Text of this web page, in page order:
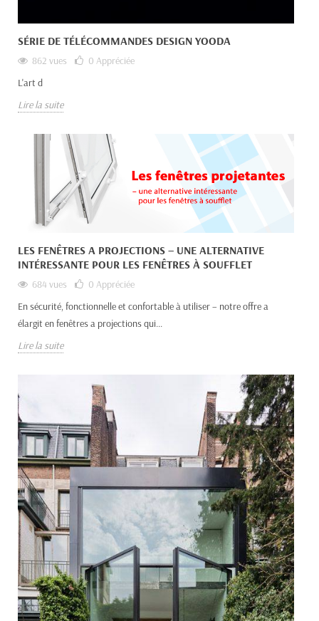
SÉRIE DE TÉLÉCOMMANDES DESIGN YOODA
862 vues 0 Appréciée
L'art d
Lire la suite
LES FENÊTRES A PROJECTIONS – UNE ALTERNATIVE
INTÉRESSANTE POUR LES FENÊTRES À SOUFFLET
684 vues 0 Appréciée
En sécurité, fonctionnelle et confortable à utiliser – notre offre a
élargit en fenêtres a projections qui...
Lire la suite